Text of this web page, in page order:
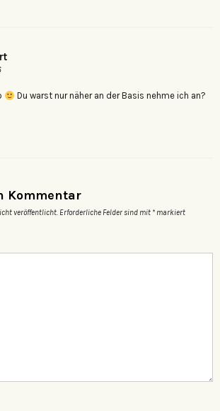
Du warst nur näher an der Basis nehme ich an?
Kommentar
veröffentlicht. Erforderliche Felder sind mit * markiert